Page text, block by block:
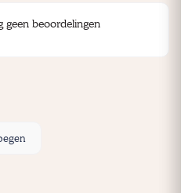
geen beoordelingen